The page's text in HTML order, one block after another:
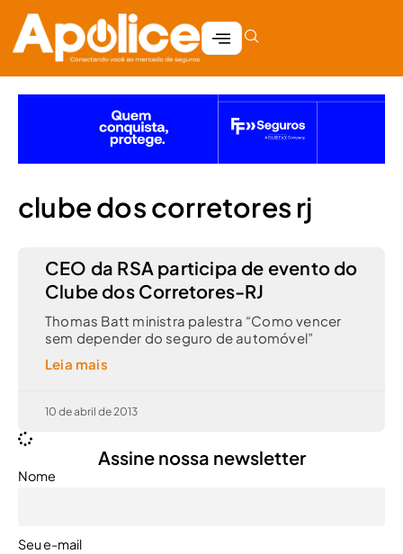
clube dos corretores rj
CEO da RSA participa de evento do
Clube dos Corretores-RJ
Thomas Batt ministra palestra “Como vencer
sem depender do seguro de automóvel”
Leia mais
10 de abril de 2013
Assine nossa newsletter
Nome
Seu e-mail